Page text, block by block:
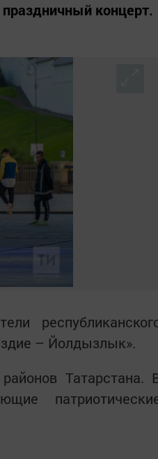
концерт.
– Йолдызлык».
Татарстана.